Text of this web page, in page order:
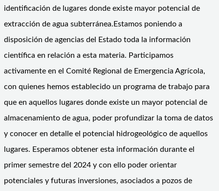
identificación de lugares donde existe mayor potencial de
extracción de agua subterránea.Estamos poniendo a
disposición de agencias del Estado toda la información
científica en relación a esta materia. Participamos
activamente en el Comité Regional de Emergencia Agrícola,
con quienes hemos establecido un programa de trabajo para
que en aquellos lugares donde existe un mayor potencial de
almacenamiento de agua, poder profundizar la toma de datos
y conocer en detalle el potencial hidrogeológico de aquellos
lugares. Esperamos obtener esta información durante el
primer semestre del 2024 y con ello poder orientar
potenciales y futuras inversiones, asociados a pozos de